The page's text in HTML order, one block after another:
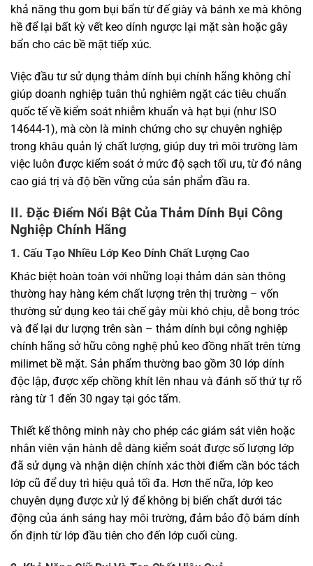
khả năng thu gom bụi bẩn từ đế giày và bánh xe mà không
hề để lại bất kỳ vết keo dính ngược lại mặt sàn hoặc gây
bẩn cho các bề mặt tiếp xúc.
Việc đầu tư sử dụng thảm dính bụi chính hãng không chỉ
giúp doanh nghiệp tuân thủ nghiêm ngặt các tiêu chuẩn
quốc tế về kiểm soát nhiễm khuẩn và hạt bụi (như ISO
14644-1), mà còn là minh chứng cho sự chuyên nghiệp
trong khâu quản lý chất lượng, giúp duy trì môi trường làm
việc luôn được kiểm soát ở mức độ sạch tối ưu, từ đó nâng
cao giá trị và độ bền vững của sản phẩm đầu ra.
II. Đặc Điểm Nổi Bật Của Thảm Dính Bụi Công
Nghiệp Chính Hãng
1. Cấu Tạo Nhiều Lớp Keo Dính Chất Lượng Cao
Khác biệt hoàn toàn với những loại thảm dán sàn thông
thường hay hàng kém chất lượng trên thị trường – vốn
thường sử dụng keo tái chế gây mùi khó chịu, dễ bong tróc
và để lại dư lượng trên sàn – thảm dính bụi công nghiệp
chính hãng sở hữu công nghệ phủ keo đồng nhất trên từng
milimet bề mặt. Sản phẩm thường bao gồm 30 lớp dính
độc lập, được xếp chồng khít lên nhau và đánh số thứ tự rõ
ràng từ 1 đến 30 ngay tại góc tấm.
Thiết kế thông minh này cho phép các giám sát viên hoặc
nhân viên vận hành dễ dàng kiểm soát được số lượng lớp
đã sử dụng và nhận diện chính xác thời điểm cần bóc tách
lớp cũ để duy trì hiệu quả tối đa. Hơn thế nữa, lớp keo
chuyên dụng được xử lý để không bị biến chất dưới tác
động của ánh sáng hay môi trường, đảm bảo độ bám dính
ổn định từ lớp đầu tiên cho đến lớp cuối cùng.